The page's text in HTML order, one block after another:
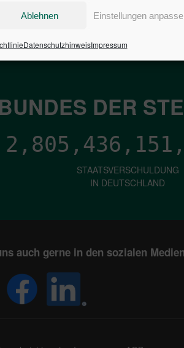
Ablehnen Einstellungen
DatenschutzhinweisImpressum
DER
STAATSVERSCHULDUNG
IN DEUTSCHLAND
auch gerne in den sozialen